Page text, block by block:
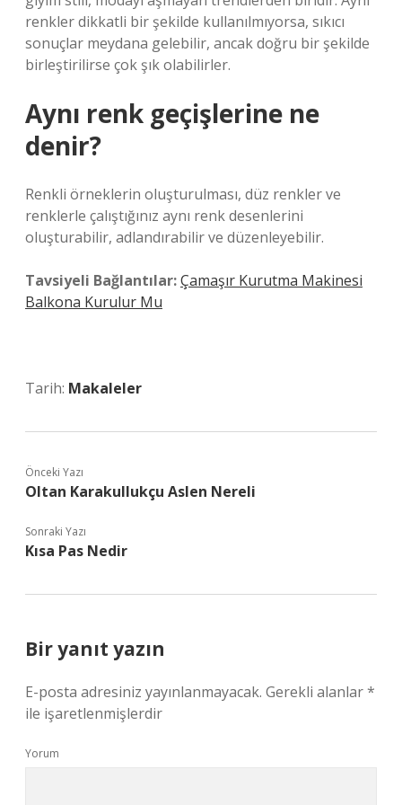
renkler dikkatli bir şekilde kullanılmıyorsa, sıkıcı
sonuçlar meydana gelebilir, ancak doğru bir şekilde
birleştirilirse çok şık olabilirler.
Aynı renk geçişlerine ne
denir?
Renkli örneklerin oluşturulması, düz renkler ve
renklerle çalıştığınız aynı renk desenlerini
oluşturabilir, adlandırabilir ve düzenleyebilir.
Tavsiyeli Bağlantılar:Çamaşır Kurutma Makinesi
Balkona Kurulur Mu
Tarih: Makaleler
Önceki Yazı
Oltan Karakullukçu Aslen Nereli
Sonraki Yazı
Kısa Pas Nedir
Bir yanıt yazın
E-posta adresiniz yayınlanmayacak. Gerekli alanlar*
ile işaretlenmişlerdir
Yorum